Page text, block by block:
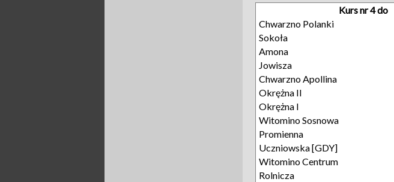
Kurs nr 4 do
Chwarzno Polanki
Sokoła
Amona
Jowisza
Chwarzno Apollina
Okrężna II
Okrężna I
Witomino Sosnowa
Promienna
Uczniowska [GDY]
Witomino Centrum
Rolnicza